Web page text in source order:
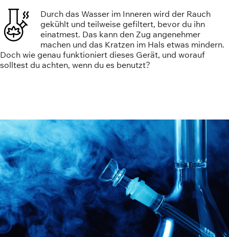
Durch das Wasser im Inneren wird der Rauch
gekühlt und teilweise gefiltert, bevor du ihn
einatmest. Das kann den Zug angenehmer
machen und das Kratzen im Hals etwas mindern.
Doch wie genau funktioniert dieses Gerät, und worauf
solltest du achten, wenn du es benutzt?